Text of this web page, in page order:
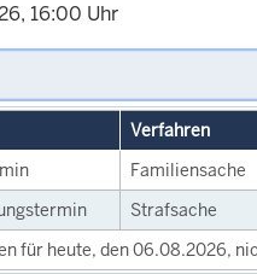
16:00 Uhr
Verfahren
Familiensache
Strafsache
für heute, den 06.08.2026,